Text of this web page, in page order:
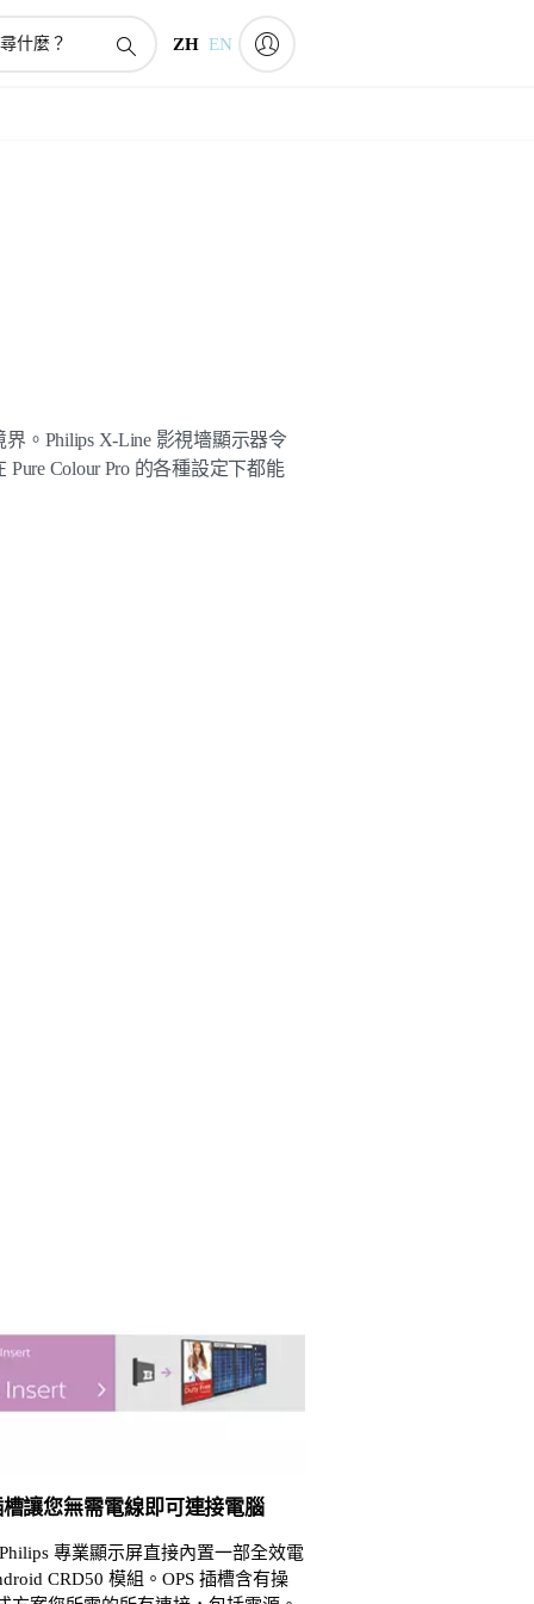
ZH EN
。Philips X-Line 影視墻顯示器令
Colour Pro 的各種設定下都能
槽讓您無需電線即可連接電腦
專業顯示屏直接內置一部全效電
CRD50 模組。OPS 插槽含有操